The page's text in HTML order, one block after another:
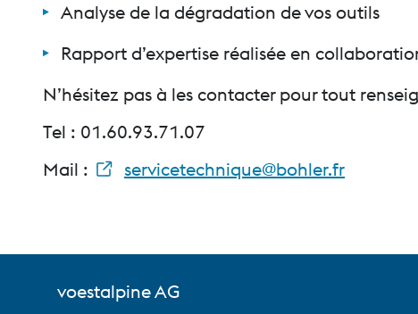
Analyse de la dégradation de vos outils
Rapport d’expertise réalisée en
N’hésitez pas à les contacter pour tout
Tel : 01.60.93.71.07
Mail :
servicetechnique@bohler.fr
voestalpine AG
voestalpine High Performance Metals France